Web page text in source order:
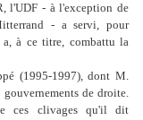
l'UDF - à l'exception de
- a servi, pour
à ce titre, combattu la
(1995-1997), dont M.
de droite.
ces clivages qu'il dit